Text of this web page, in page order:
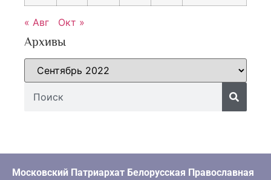
« Авг Окт »
Архивы
Московский Патриархат Белорусская Православная